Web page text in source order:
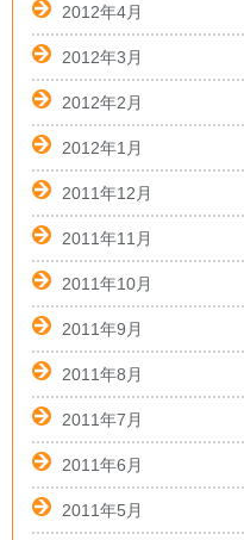
2012年4月
2012年3月
2012年2月
2012年1月
2011年12月
2011年11月
2011年10月
2011年9月
2011年8月
2011年7月
2011年6月
2011年5月